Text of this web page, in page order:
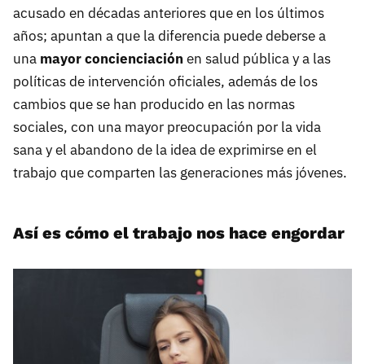
acusado en décadas anteriores que en los últimos
años; apuntan a que la diferencia puede deberse a
una mayor concienciación en salud pública y a las
políticas de intervención oficiales, además de los
cambios que se han producido en las normas
sociales, con una mayor preocupación por la vida
sana y el abandono de la idea de exprimirse en el
trabajo que comparten las generaciones más jóvenes.
Así es cómo el trabajo nos hace engordar